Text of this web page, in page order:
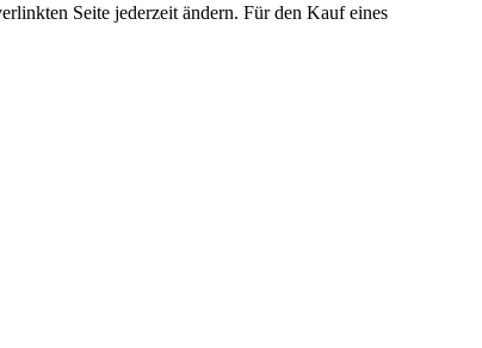
Seite jederzeit ändern. Für den Kauf eines